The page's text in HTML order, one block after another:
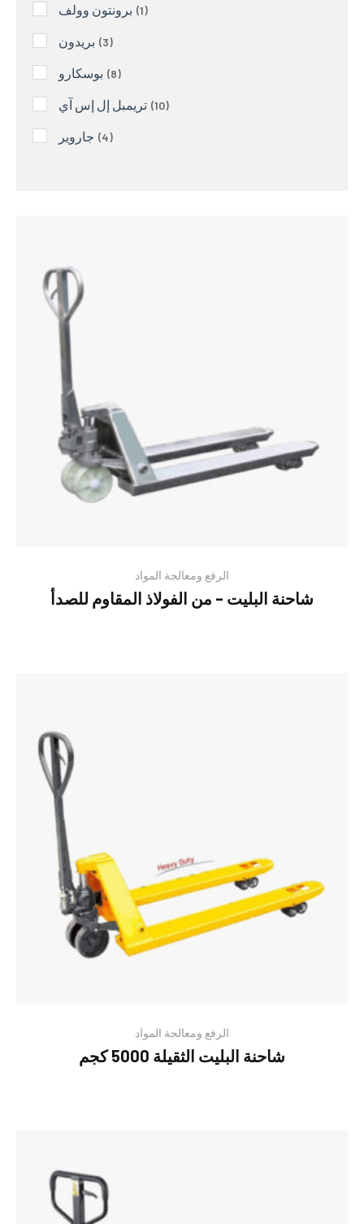
برونتون وولف 1
بريدون 3
بوسكارو 8
تريمبل إل إس آي 10
جاروير 4
كرانون
كروسبي
كيتو
كيو ونش
ليفتستار
مايستار – بريستار ماركتينج
ووتر ويتس 1
الرفع ومعالجة المواد
شاحنة البليت – من الفولاذ المقاوم للصدأ
الرفع ومعالجة المواد
شاحنة البليت الثقيلة 5000 كجم